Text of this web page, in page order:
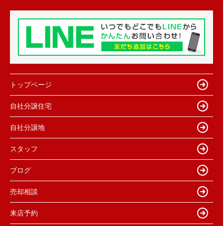
トップページ
自社分譲住宅
自社分譲地
スタッフ
ブログ
売却相談
来店予約